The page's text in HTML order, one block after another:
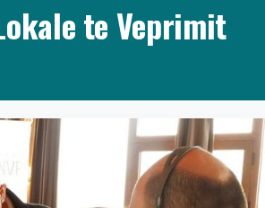
te Veprimit